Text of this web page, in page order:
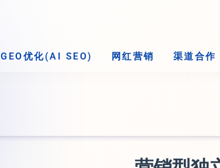
GEO优化(AI SEO) 网红营销 渠道合作